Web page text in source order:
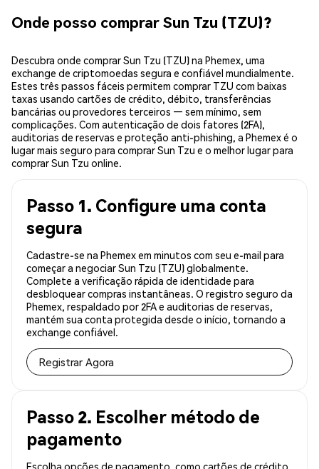
Onde posso comprar Sun Tzu (TZU)?
Descubra onde comprar Sun Tzu (TZU) na Phemex, uma
exchange de criptomoedas segura e confiável mundialmente.
Estes três passos fáceis permitem comprar TZU com baixas
taxas usando cartões de crédito, débito, transferências
bancárias ou provedores terceiros — sem mínimo, sem
complicações. Com autenticação de dois fatores (2FA),
auditorias de reservas e proteção anti-phishing, a Phemex é o
lugar mais seguro para comprar Sun Tzu e o melhor lugar para
comprar Sun Tzu online.
Passo 1. Configure uma conta
segura
Cadastre-se na Phemex em minutos com seu e-mail para
começar a negociar Sun Tzu (TZU) globalmente.
Complete a verificação rápida de identidade para
desbloquear compras instantâneas. O registro seguro da
Phemex, respaldado por 2FA e auditorias de reservas,
mantém sua conta protegida desde o início, tornando a
exchange confiável.
Registrar Agora
Passo 2. Escolher método de
pagamento
Escolha opções de pagamento, como cartões de crédito,